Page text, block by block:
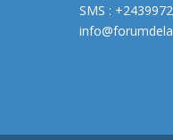
SMS :